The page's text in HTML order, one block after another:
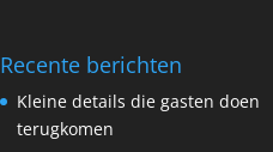
Recente berichten
Kleine details die gasten doen
terugkomen